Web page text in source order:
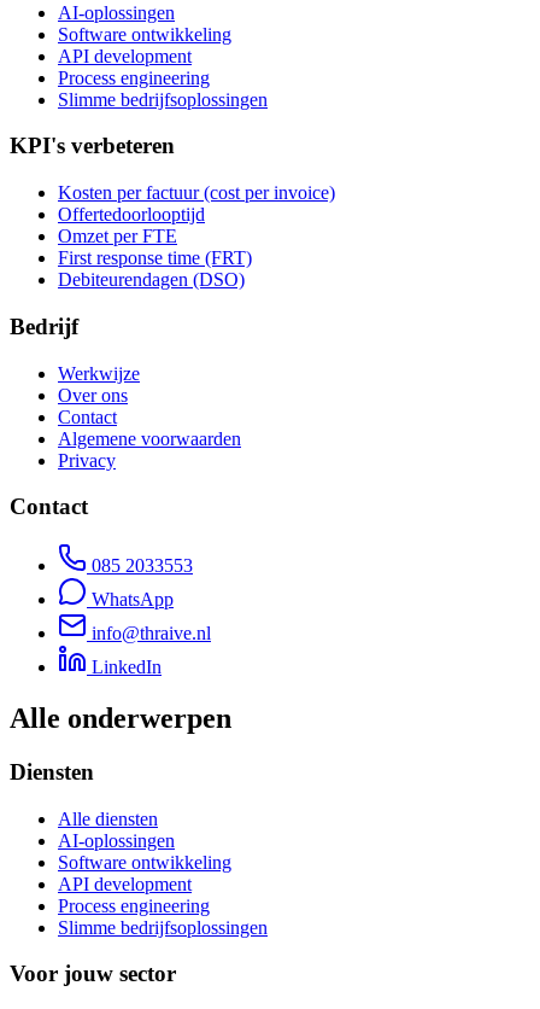
AI-oplossingen
Software ontwikkeling
API development
Process engineering
Slimme bedrijfsoplossingen
KPI's verbeteren
Kosten per factuur (cost per invoice)
Offertedoorlooptijd
Omzet per FTE
First response time (FRT)
Debiteurendagen (DSO)
Bedrijf
Werkwijze
Over ons
Contact
Algemene voorwaarden
Privacy
Contact
085 2033553
WhatsApp
info@thraive.nl
LinkedIn
Alle onderwerpen
Diensten
Alle diensten
AI-oplossingen
Software ontwikkeling
API development
Process engineering
Slimme bedrijfsoplossingen
Voor jouw sector